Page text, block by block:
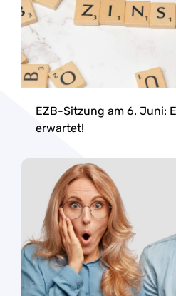
EZB-Sitzung am 6. Juni:
erwartet!